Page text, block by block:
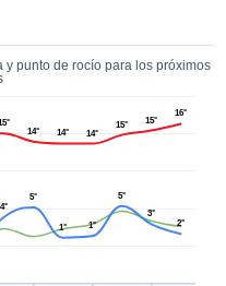
y punto de rocío para los próximos
14°
14° 14°
15° 15°
16°
4°
5°
1° 1°
5°
3°
2°